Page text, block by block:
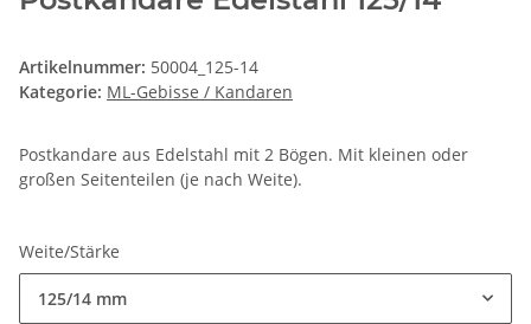
Artikelnummer: 50004_125-14
Kategorie: ML-Gebisse / Kandaren
Postkandare aus Edelstahl mit 2 Bögen. Mit kleinen oder
großen Seitenteilen (je nach Weite).
Weite/Stärke
125/14 mm